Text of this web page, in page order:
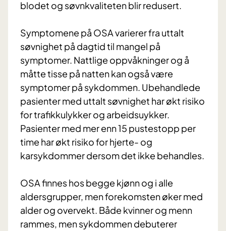
blodet og søvnkvaliteten blir redusert.
Symptomene på OSA varierer fra uttalt
søvnighet på dagtid til mangel på
symptomer. Nattlige oppvåkninger og å
måtte tisse på natten kan også være
symptomer på sykdommen. Ubehandlede
pasienter med uttalt søvnighet har økt risiko
for trafikkulykker og arbeidsuykker.
Pasienter med mer enn 15 pustestopp per
time har økt risiko for hjerte- og
karsykdommer dersom det ikke behandles.
OSA finnes hos begge kjønn og i alle
aldersgrupper, men forekomsten øker med
alder og overvekt. Både kvinner og menn
rammes, men sykdommen debuterer